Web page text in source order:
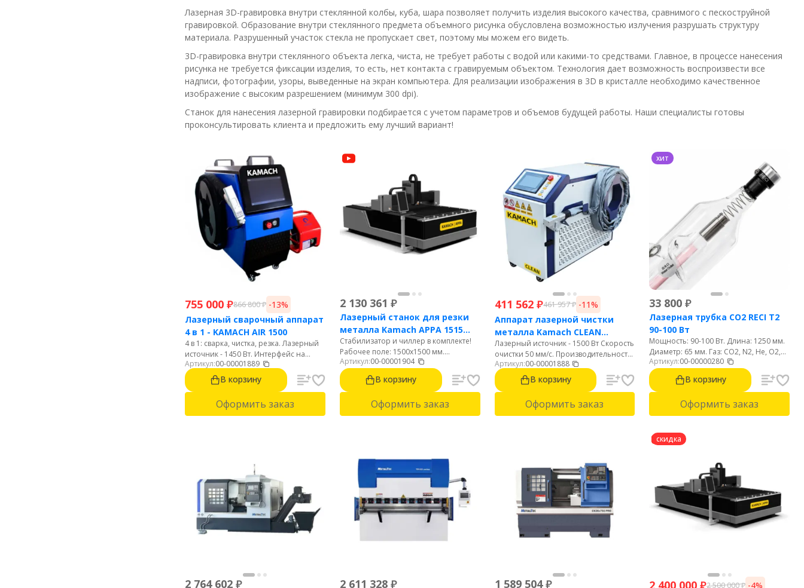
Лазерная 3D-гравировка внутри стеклянной колбы, куба, шара позволяет получить изделия высокого качества, сравнимого с пескоструйной
гравировкой. Образование внутри стеклянного предмета объемного рисунка обусловлена возможностью излучения разрушать структуру
материала. Разрушенный участок стекла не пропускает свет, поэтому мы можем его видеть.
3D-гравировка внутри стеклянного объекта легка, чиста, не требует работы с водой или какими-то средствами. Главное, в процессе нанесения
рисунка не требуется фиксации изделия, то есть, нет контакта с гравируемым объектом. Технология дает возможность воспроизвести все
надписи, фотографии, узоры, выведенные на экран компьютера. Для реализации изображения в 3D в кристалле необходимо качественное
изображение с высоким разрешением (минимум 300 dpi).
Станок для нанесения лазерной гравировки подбирается с учетом параметров и объемов будущей работы. Наши специалисты готовы
проконсультировать клиента и предложить ему лучший вариант!
755 000 ₽866 800₽ -13%
Лазерный сварочный аппарат
4 в 1 - KAMACH AIR 1500
4 в 1: сварка, чистка, резка. Лазерный
источник - 1450 Вт. Интерфейс на
русском языке. Легкий удобный
пистолет 0.66 кг. Воздушное
охлаждение.
Артикул:00-00001889
В корзину
Оформить заказ
2 130 361 ₽
Лазерный станок для резки
металла Kamach APPA 1515
(1500 Вт)
Стабилизатор и чиллер в комплекте!
Рабочее поле: 1500х1500 мм.
Мощность: 1500 Вт. Источник: Raycus.
Автофокус. Резка стали до 12 мм.
Нержавейки до 6 мм. Алюминий до 4
мм.
Артикул:00-00001904
В корзину
Оформить заказ
411 562 ₽461 957₽ -11%
Аппарат лазерной чистки
металла Kamach CLEAN
1500BW
Лазерный источник - 1500 Вт Скорость
очистки 50 мм/с. Производительность
до 15м2/час. Интерфейс на русском
языке. Легкий удобный пистолет 700
грамм.
Артикул:00-00001888
В корзину
Оформить заказ
хит
33 800 ₽
Лазерная трубка CO2 RECI T2
90-100 Вт
Мощность: 90-100 Вт. Длина: 1250 мм.
Диаметр: 65 мм. Газ: CO2, N2, He, O2,
H2, XE. Срок службы: 8000 часов.
Артикул:00-00000280
В корзину
Оформить заказ
2 764 602 ₽ 2 611 328 ₽ 1 589 504 ₽
скидка
2 400 000 ₽2 500 000₽ -4%